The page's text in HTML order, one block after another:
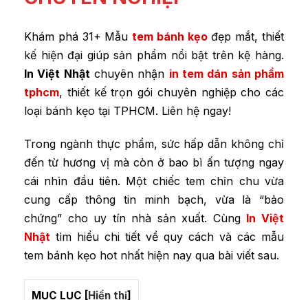
Khám phá 31+ Mẫutem bánh kẹođẹp mắt, thiết
kế hiện đại giúp sản phẩm nổi bật trên kệ hàng.
In Việt Nhậtchuyên nhận in tem dán sản phẩm
tphcm, thiết kế trọn gói chuyên nghiệp cho các
loại bánh kẹo tại TPHCM. Liên hệ ngay!
Trong ngành thực phẩm, sức hấp dẫn không chỉ
đến từ hương vị mà còn ở bao bì ấn tượng ngay
cái nhìn đầu tiên. Một chiếc tem chỉn chu vừa
cung cấp thông tin minh bạch, vừa là “bảo
chứng” cho uy tín nhà sản xuất. Cùng In Việt
Nhật tìm hiểu chi tiết về quy cách và các mẫu
tem bánh kẹo hot nhất hiện nay qua bài viết sau.
MỤC LỤC [Hiển thị]